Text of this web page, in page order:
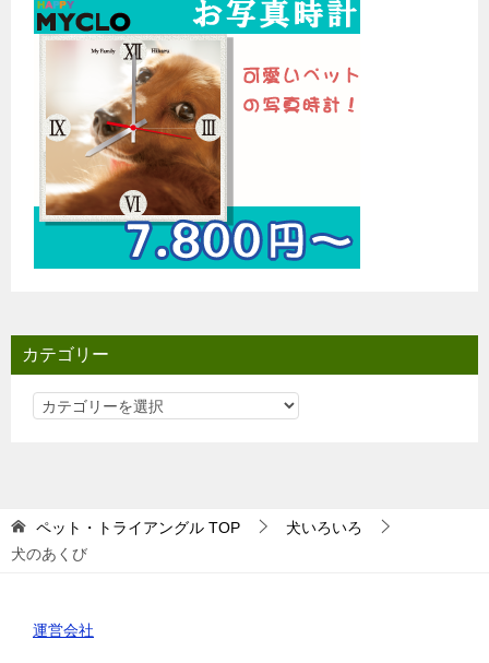
カテゴリー
カ
ペット・トライアングル TOP
犬いろいろ
犬のあくび
運営会社